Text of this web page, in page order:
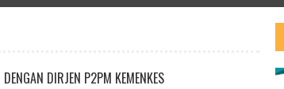
DIRJEN P2PM KEMENKES